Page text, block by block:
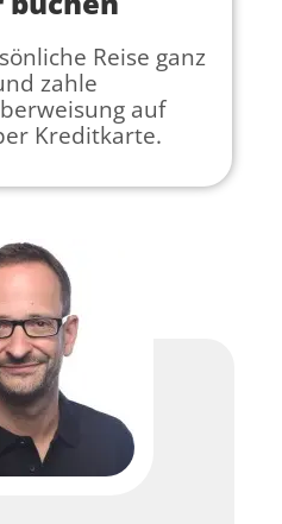
Reise ganz
zahle
auf
Kreditkarte.